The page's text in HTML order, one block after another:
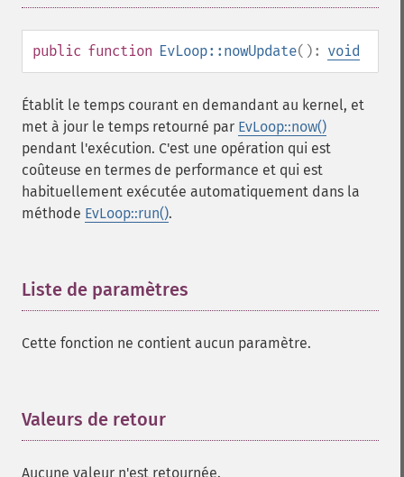
public function EvLoop::nowUpdate(): void
Établit le temps courant en demandant au kernel, et
met à jour le temps retourné par EvLoop::now()
pendant l'exécution. C'est une opération qui est
coûteuse en termes de performance et qui est
habituellement exécutée automatiquement dans la
méthode EvLoop::run().
Liste de paramètres
Cette fonction ne contient aucun paramètre.
Valeurs de retour
Aucune valeur n'est retournée.